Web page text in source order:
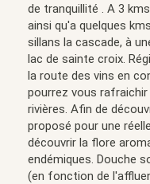
de tranquillité . A 3
ainsi qu'a quelques
sillans la cascade, à
lac de sainte croix.
la route des vins en
pourrez vous
rivières. Afin de
proposé pour une
découvrir la flore
endémiques. Douche
(en fonction de